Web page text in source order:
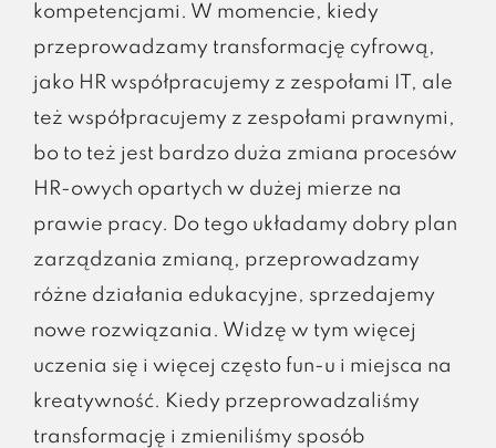
kompetencjami. W momencie, kiedy
przeprowadzamy transformację cyfrową,
jako HR współpracujemy z zespołami IT, ale
też współpracujemy z zespołami prawnymi,
bo to też jest bardzo duża zmiana procesów
HR-owych opartych w dużej mierze na
prawie pracy. Do tego układamy dobry plan
zarządzania zmianą, przeprowadzamy
różne działania edukacyjne, sprzedajemy
nowe rozwiązania. Widzę w tym więcej
uczenia się i więcej często fun-u i miejsca na
kreatywność. Kiedy przeprowadzaliśmy
transformację i zmieniliśmy sposób